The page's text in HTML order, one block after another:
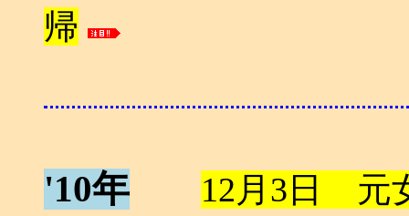
帰
'10年
12月3日 元